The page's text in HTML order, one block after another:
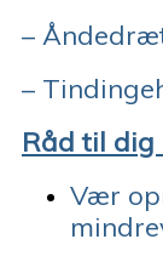
–
–
Råd til dig
Vær